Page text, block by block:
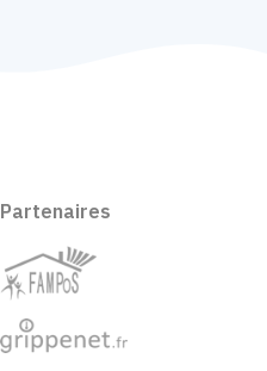
Partenaires